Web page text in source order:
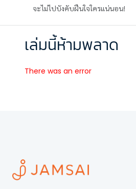
จะไม่ไปบังคับฝืนใจใครแน่นอน!
เล่มนี้ห้ามพลาด
There was an error